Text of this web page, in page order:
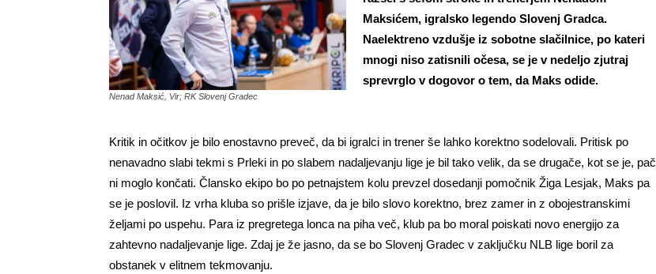
Nenad Maksić, Vir; RK Slovenj Gradec
Maksićem, igralsko legendo Slovenj Gradca.
Naelektreno vzdušje iz sobotne slačilnice, po kateri
mnogi niso zatisnili očesa, se je v nedeljo zjutraj
sprevrglo v dogovor o tem, da Maks odide.
Kritik in očitkov je bilo enostavno preveč, da bi igralci in trener še lahko korektno sodelovali. Pritisk po
nenavadno slabi tekmi s Prleki in po slabem nadaljevanju lige je bil tako velik, da se drugače, kot se je, pač
ni moglo končati. Člansko ekipo bo po petnajstem kolu prevzel dosedanji pomočnik Žiga Lesjak, Maks pa
se je poslovil. Iz vrha kluba so prišle izjave, da je bilo slovo korektno, brez zamer in z obojestranskimi
željami po uspehu. Para iz pregretega lonca na piha več, klub pa bo moral poiskati novo energijo za
zahtevno nadaljevanje lige. Zdaj je že jasno, da se bo Slovenj Gradec v zaključku NLB lige boril za
obstanek v elitnem tekmovanju.